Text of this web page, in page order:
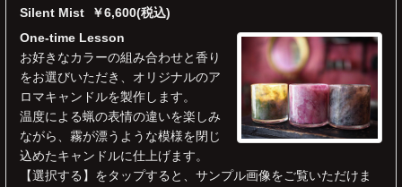
Silent Mist ￥6,600(税込)
One-time Lesson
お好きなカラーの組み合わせと香り
をお選びいただき、オリジナルのア
ロマキャンドルを製作します。
温度による蝋の表情の違いを楽しみ
ながら、霧が漂うような模様を閉じ
込めたキャンドルに仕上げます。
【選択する】をタップすると、サンプル画像をご覧いただけま